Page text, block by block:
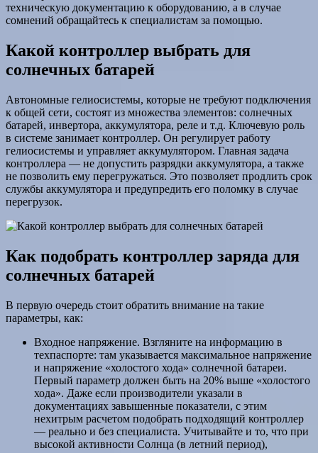
техническую документацию к оборудованию, а в случае
сомнений обращайтесь к специалистам за помощью.
Какой контроллер выбрать для
солнечных батарей
Автономные гелиосистемы, которые не требуют подключения
к общей сети, состоят из множества элементов: солнечных
батарей, инвертора, аккумулятора, реле и т.д. Ключевую роль
в системе занимает контроллер. Он регулирует работу
гелиосистемы и управляет аккумулятором. Главная задача
контроллера — не допустить разрядки аккумулятора, а также
не позволить ему перегружаться. Это позволяет продлить срок
службы аккумулятора и предупредить его поломку в случае
перегрузок.
Как подобрать контроллер заряда для
солнечных батарей
В первую очередь стоит обратить внимание на такие
параметры, как:
Входное напряжение. Взгляните на информацию в
техпаспорте: там указывается максимальное напряжение
и напряжение «холостого хода» солнечной батареи.
Первый параметр должен быть на 20% выше «холостого
хода». Даже если производители указали в
документациях завышенные показатели, с этим
нехитрым расчетом подобрать подходящий контроллер
— реально и без специалиста. Учитывайте и то, что при
высокой активности Солнца (в летний период),